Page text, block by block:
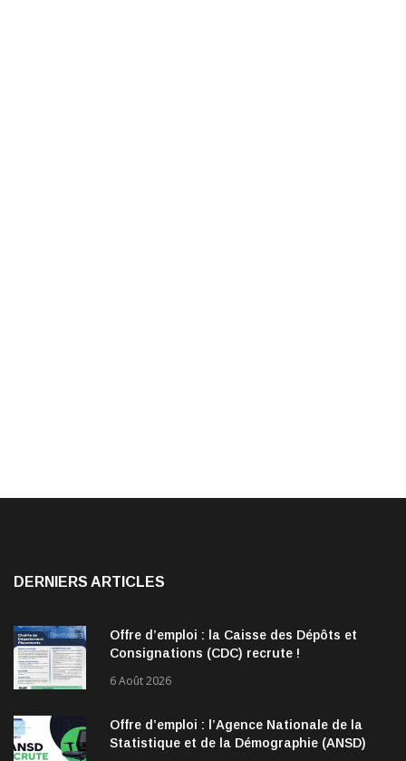
DERNIERS ARTICLES
Offre d’emploi : la Caisse des Dépôts et
Consignations (CDC) recrute !
6 Août 2026
Offre d’emploi : l’Agence Nationale de la
Statistique et de la Démographie (ANSD)